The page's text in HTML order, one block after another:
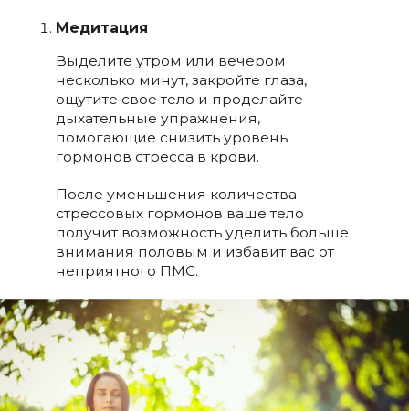
Медитация
Выделите утром или вечером
несколько минут, закройте глаза,
ощутите свое тело и проделайте
дыхательные упражнения,
помогающие снизить уровень
гормонов стресса в крови.
После уменьшения количества
стрессовых гормонов ваше тело
получит возможность уделить больше
внимания половым и избавит вас от
неприятного ПМС.